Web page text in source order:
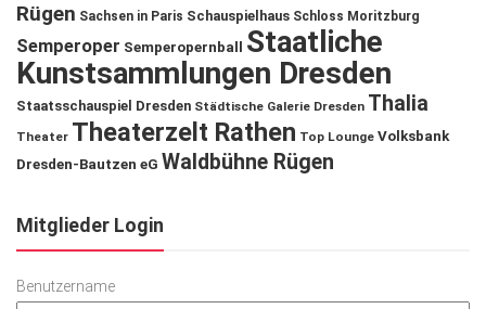
Rügen Sachsen in Paris Schauspielhaus Schloss Moritzburg
Semperoper Semperopernball
Staatliche
Kunstsammlungen Dresden
Staatsschauspiel Dresden Städtische Galerie Dresden Thalia
Theater Theaterzelt Rathen Top Lounge Volksbank
Dresden-Bautzen eG Waldbühne Rügen
Mitglieder Login
Benutzername